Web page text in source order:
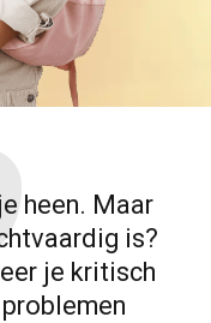
heen. Maar
is?
je kritisch